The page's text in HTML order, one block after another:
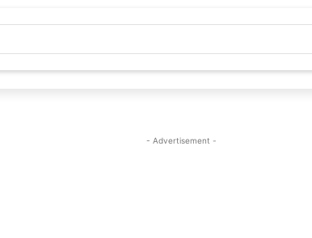
- Advertisement -